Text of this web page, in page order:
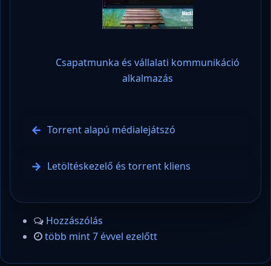
Csapatmunka és vállalati kommunikáció
alkalmazás
Torrent alapú médialejátszó
Letöltéskezelő és torrent kliens
Hozzászólás
több mint 7 évvel ezelőtt